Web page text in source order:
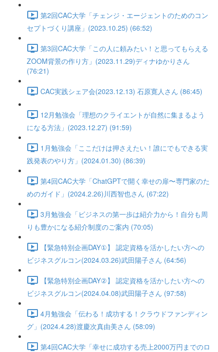
第2回CAC大学「チェンジ・エージェントのためのコン
セプトづくり講座」(2023.10.25) (66:52)
第3回CAC大学「この人に頼みたい！と思ってもらえる
ZOOM背景の作り方」(2023.11.29)ディナゆかりさん
(76:21)
CAC実践シェア会(2023.12.13) 石原寛人さん (86:45)
12月勉強会「理想のクライエントが自然に集まるよう
になる方法」(2023.12.27) (91:59)
1月勉強会「ここだけは押さえたい！誰にでもできる実
践発表のやり方」(2024.01.30) (86:39)
第4回CAC大学「ChatGPTで開く幸せの扉〜専門家のた
めのガイド」(2024.2.26)川西智也さん (67:22)
3月勉強会「ビジネスの第一歩は紹介力から！自分も周
りも豊かになる紹介制度のご案内 (70:05)
【緊急特別企画DAY①】 認定資格を活かしたい方への
ビジネスグルコン(2024.03.26)武田陽子さん (64:56)
【緊急特別企画DAY②】 認定資格を活かしたい方への
ビジネスグルコン(2024.04.08)武田陽子さん (97:58)
4月勉強会「伝わる！成功する！クラウドファンディン
グ」(2024.4.28)渡慶次真由美さん (58:09)
第4回CAC大学「幸せに成功する売上2000万円までのロ